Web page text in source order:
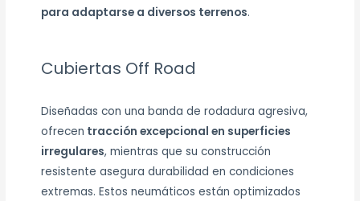
para adaptarse a diversos terrenos.
Cubiertas Off Road
Diseñadas con una banda de rodadura agresiva,
ofrecen tracción excepcional en superficies
irregulares, mientras que su construcción
resistente asegura durabilidad en condiciones
extremas. Estos neumáticos están optimizados